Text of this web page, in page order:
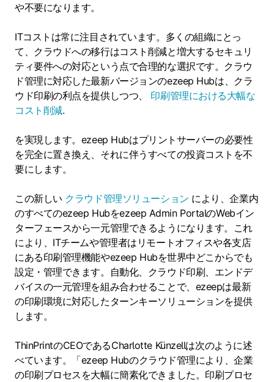
や不要になります。
ITコストは常に注目されています。多くの組織にとっ
て、クラウドへの移行はコスト削減と増大するセキュリ
ティ要件への対応という点で合理的な選択です。クラウ
ド管理に対応した最新バージョンのezeep Hubは、クラ
ウド印刷の利点を提供しつつ、 印刷管理における大幅な
コスト削減.
を実現します。ezeep Hubはプリントサーバーの必要性
を完全に置き換え、それに伴うすべての投資コストを不
要にします。
この新しい クラウド管理ソリューション により、企業内
のすべてのezeep Hubをezeep Admin PortalのWebイン
ターフェースから一元管理できるようになります。これ
により、ITチームや管理者はリモートオフィスや各支店
にある印刷管理機能やezeep Hubを世界中どこからでも
設定・管理できます。自動化、クラウド印刷、エンドデ
バイスの一元管理を組み合わせることで、ezeepは最新
の印刷環境に対応したターンキーソリューションを提供
します。
ThinPrintのCEOであるCharlotte Künzellは次のように述
べています。「ezeep Hubのクラウド管理により、企業
の印刷プロセスを大幅に簡素化できました。印刷プロセ